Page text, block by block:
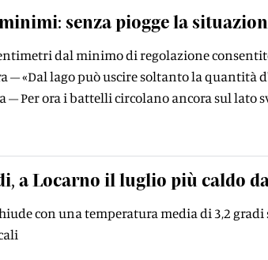
senza piogge la
dal minimo di regolazione
– «Dal lago può uscire soltanto la quantità
– Per ora i battelli circolano ancora sul lato
a Locarno il luglio più caldo
con una temperatura media di 3,2